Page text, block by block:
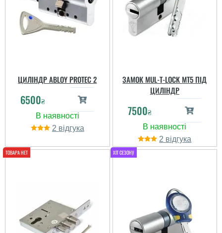
ЦИЛІНДР ABLOY PROTEC 2
6500₴
2
ЗАМОК MUL-T-LOCK MT5 ПІД
ЦИЛІНДР
7500₴
2